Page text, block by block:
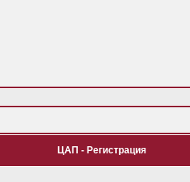
ЦАП - Регистрация